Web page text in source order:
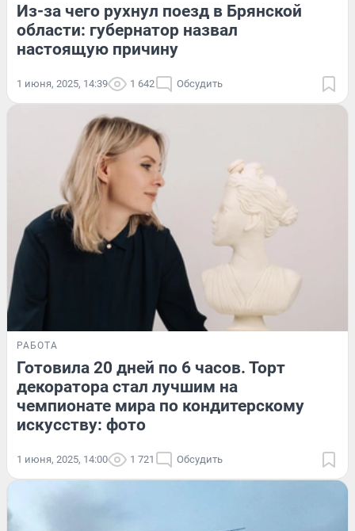
Из-за чего рухнул поезд в Брянской
области: губернатор назвал
настоящую причину
1 июня, 2025, 14:39 1 642 Обсудить
РАБОТА
Готовила 20 дней по 6 часов. Торт
декоратора стал лучшим на
чемпионате мира по кондитерскому
искусству: фото
1 июня, 2025, 14:00 1 721 Обсудить